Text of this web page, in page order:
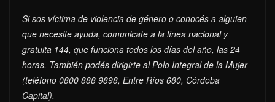
Si sos víctima de violencia de género o conocés a alguien
que necesite ayuda, comunicate a la línea nacional y
gratuita 144, que funciona todos los días del año, las 24
horas. También podés dirigirte al Polo Integral de la Mujer
(teléfono 0800 888 9898, Entre Ríos 680, Córdoba
Capital).